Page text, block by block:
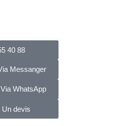
40 88
Messanger
WhatsApp
Un devis